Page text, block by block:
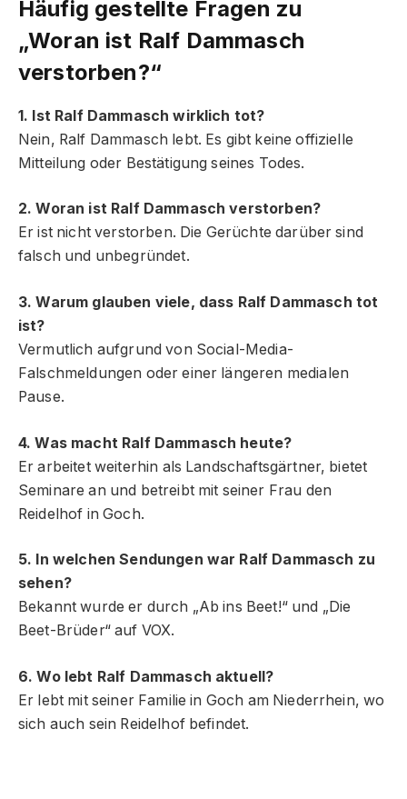
Häufig gestellte Fragen zu
„Woran ist Ralf Dammasch
verstorben?“
1. Ist Ralf Dammasch wirklich tot?
Nein, Ralf Dammasch lebt. Es gibt keine offizielle
Mitteilung oder Bestätigung seines Todes.
2. Woran ist Ralf Dammasch verstorben?
Er ist nicht verstorben. Die Gerüchte darüber sind
falsch und unbegründet.
3. Warum glauben viele, dass Ralf Dammasch tot
ist?
Vermutlich aufgrund von Social-Media-
Falschmeldungen oder einer längeren medialen
Pause.
4. Was macht Ralf Dammasch heute?
Er arbeitet weiterhin als Landschaftsgärtner, bietet
Seminare an und betreibt mit seiner Frau den
Reidelhof in Goch.
5. In welchen Sendungen war Ralf Dammasch zu
sehen?
Bekannt wurde er durch „Ab ins Beet!“ und „Die
Beet-Brüder“ auf VOX.
6. Wo lebt Ralf Dammasch aktuell?
Er lebt mit seiner Familie in Goch am Niederrhein, wo
sich auch sein Reidelhof befindet.